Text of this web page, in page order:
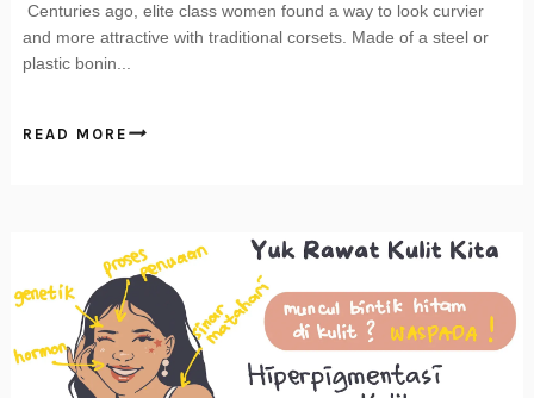
Centuries ago, elite class women found a way to look curvier
and more attractive with traditional corsets. Made of a steel or
plastic bonin...
READ MORE